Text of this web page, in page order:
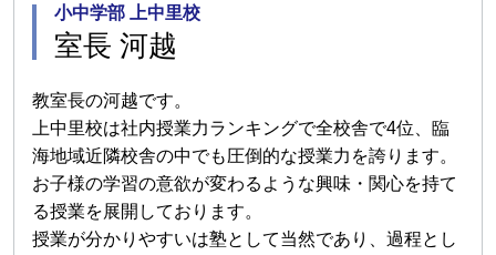
小中学部 上中里校
室長 河越
教室長の河越です。
上中里校は社内授業力ランキングで全校舎で4位、臨
海地域近隣校舎の中でも圧倒的な授業力を誇ります。
お子様の学習の意欲が変わるような興味・関心を持て
る授業を展開しております。
授業が分かりやすいは塾として当然であり、過程とし